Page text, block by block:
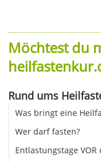
Möchtest du
Rund ums
Was bringt eine
Wer darf fasten?
Entlastungstage